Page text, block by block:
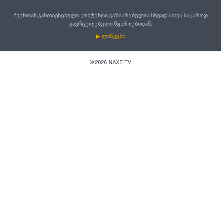
ჩვენთან განთავსებული კონტენტი გაზიარებულია სხვადასხვა საჯაროდ
გავრცელებული წყაროებიდან.
▶ ლინკები
© 2026 NAXE.TV